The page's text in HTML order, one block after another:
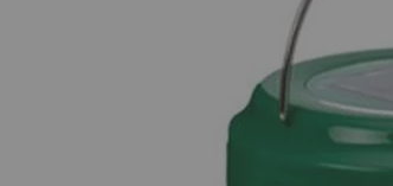
Условия за доставка до EASYBOX
Извършват се доставка за цяла
Плащането се извършва с банкова
Също така при тази услуга не се